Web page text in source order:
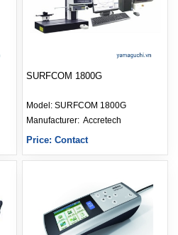
SURFCOM 1800G
Model: SURFCOM 1800G
Manufacturer: Accretech
Price: Contact